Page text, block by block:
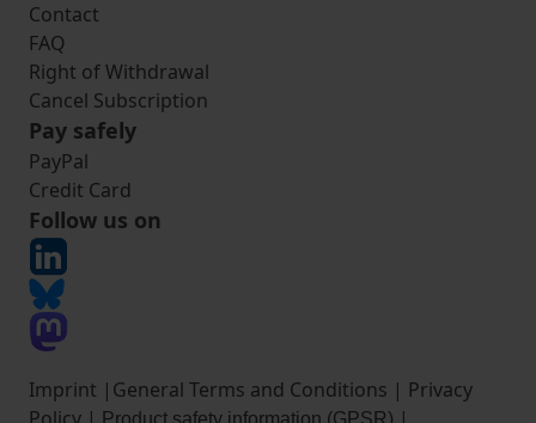
Contact
FAQ
Right of Withdrawal
Cancel Subscription
Pay safely
PayPal
Credit Card
Follow us on
Imprint | General Terms and Conditions | Privacy
Product safety information (GPSR)